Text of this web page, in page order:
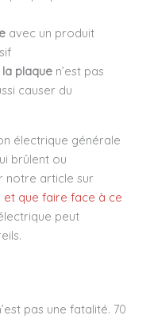
avec un produit
plaque n’est pas
causer du
électrique générale
brûlent ou
notre article sur
que faire face à ce
peut
pas une fatalité. 70